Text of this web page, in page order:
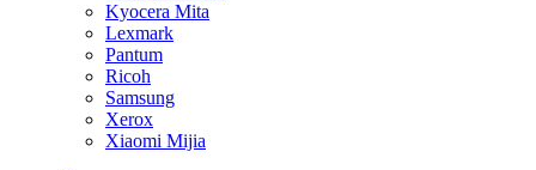
Kyocera Mita
Lexmark
Pantum
Ricoh
Samsung
Xerox
Xiaomi Mijia